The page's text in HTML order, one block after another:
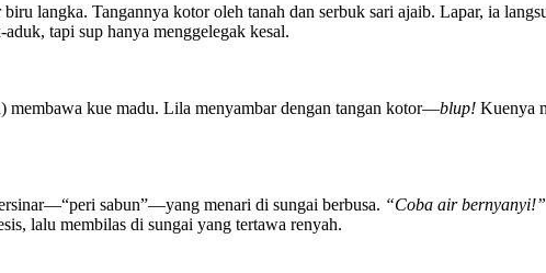
langka. Tangannya kotor oleh tanah dan serbuk sari ajaib. Lapar, ia
tapi sup hanya menggelegak kesal.
membawa kue madu. Lila menyambar dengan tangan kotor—blup! Kuenya
sabun”—yang menari di sungai berbusa. “Coba air bernyanyi!”
lalu membilas di sungai yang tertawa renyah.